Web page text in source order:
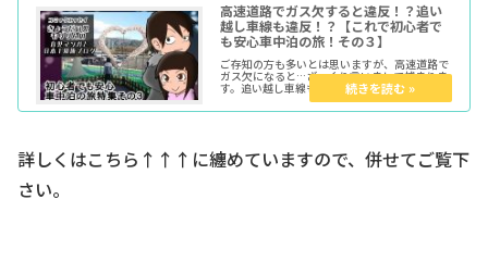
高速道路でガス欠すると違反！？追い
越し車線も違反！？【これで初心者で
も安心車中泊の旅！その３】
ご存知の方も多いとは思いますが、高速道路で
ガス欠になると…ざっくり言いまして捕まりま
す。追い越し車線もトンネル内無灯火も同様。
今回はその点について法律でのソース文を元に
分析してみたいと思います。
詳しくはこちら↑↑↑に纏めていますので、併せてご覧下
さい。